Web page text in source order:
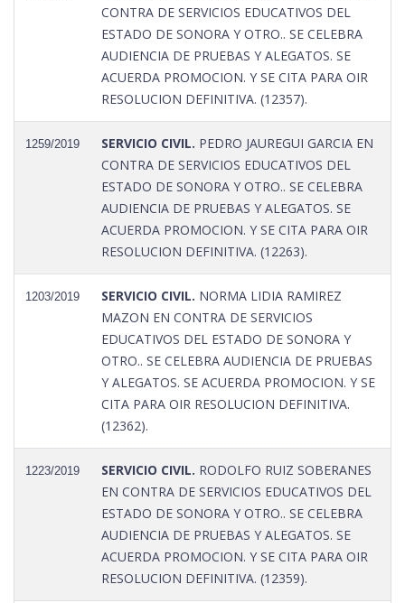
CONTRA DE SERVICIOS EDUCATIVOS DEL
ESTADO DE SONORA Y OTRO.. SE CELEBRA
AUDIENCIA DE PRUEBAS Y ALEGATOS. SE
ACUERDA PROMOCION. Y SE CITA PARA OIR
RESOLUCION DEFINITIVA. (12357).
1259/2019 SERVICIO CIVIL. PEDRO JAUREGUI GARCIA EN
CONTRA DE SERVICIOS EDUCATIVOS DEL
ESTADO DE SONORA Y OTRO.. SE CELEBRA
AUDIENCIA DE PRUEBAS Y ALEGATOS. SE
ACUERDA PROMOCION. Y SE CITA PARA OIR
RESOLUCION DEFINITIVA. (12263).
1203/2019 SERVICIO CIVIL. NORMA LIDIA RAMIREZ
MAZON EN CONTRA DE SERVICIOS
EDUCATIVOS DEL ESTADO DE SONORA Y
OTRO.. SE CELEBRA AUDIENCIA DE PRUEBAS
Y ALEGATOS. SE ACUERDA PROMOCION. Y SE
CITA PARA OIR RESOLUCION DEFINITIVA.
(12362).
1223/2019 SERVICIO CIVIL. RODOLFO RUIZ SOBERANES
EN CONTRA DE SERVICIOS EDUCATIVOS DEL
ESTADO DE SONORA Y OTRO.. SE CELEBRA
AUDIENCIA DE PRUEBAS Y ALEGATOS. SE
ACUERDA PROMOCION. Y SE CITA PARA OIR
RESOLUCION DEFINITIVA. (12359).